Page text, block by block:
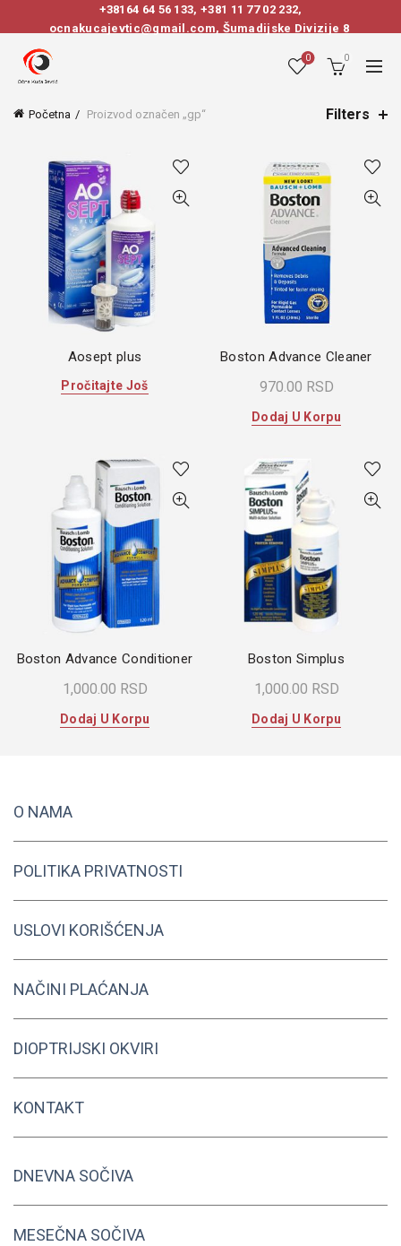
+38164 64 56 133, +381 11 77 02 232,
ocnakucajevtic@gmail.com, Šumadijske Divizije 8
0 0
Početna Proizvod označen „gp“ Filters
Aosept plus
Pročitajte Još
Boston Advance Cleaner
970.00 RSD
Dodaj U Korpu
Boston Advance Conditioner
1,000.00 RSD
Dodaj U Korpu
Boston Simplus
1,000.00 RSD
Dodaj U Korpu
O NAMA
POLITIKA PRIVATNOSTI
USLOVI KORIŠĆENJA
NAČINI PLAĆANJA
DIOPTRIJSKI OKVIRI
KONTAKT
DNEVNA SOČIVA
MESEČNA SOČIVA